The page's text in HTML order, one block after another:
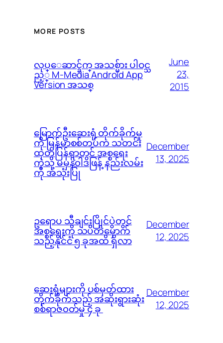
MORE POSTS
လုပ္ေဆာင္ခ်က္ အသစ္မ်ား ပါဝင္သ
ည့္ M-Media Android App
Version အသစ္
June
23,
2015
မြောက်ဦးဆေးရုံ တိုက်ခိုက်မှု
ကို မြန်မာစစ်တပ်က သတင်း
ထုတ်ပြန်ရာတွင် အစ္စရေး
ကဲ့သို့ မမှန်၀ါဒဖြန့် နည်းလမ်း
ကို အသုံးပြု
December
13, 2025
ဥရောပ သီချင်းပြိုင်ပွဲတွင်
အစ္စရေးကို သပိတ်မှောက်
သည့်နိုင်ငံ ၅ ခုအထိ ရှိလာ
December
12, 2025
ဆေးရုံများကို ပစ်မှတ်ထား
တိုက်ခိုက်သည့် အဆိုးရွားဆုံး
စစ်ရာဇ၀တ်မှု ၄ ခု
December
12, 2025